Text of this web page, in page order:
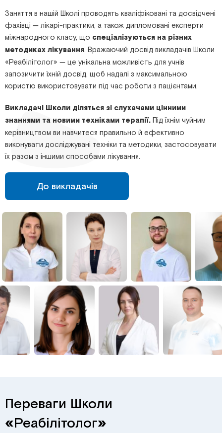
Заняття в нашій Школі проводять кваліфіковані та досвідчені
фахівці — лікарі-практики, а також дипломовані експерти
міжнародного класу, що спеціалізуються на різних
методиках лікування . Вражаючий досвід викладачів Школи
«Реабілітолог» — це унікальна можливість для учнів
запозичити їхній досвід, щоб надалі з максимальною
користю використовувати під час роботи з пацієнтами.
Викладачі Школи діляться зі слухачами цінними
знаннями та новими техніками терапії. Під їхнім чуйним
керівництвом ви навчитеся правильно й ефективно
виконувати досліджувані техніки та методики, застосовувати
їх разом з іншими способами лікування.
До викладачів
Переваги Школи
«Реабілітолог»